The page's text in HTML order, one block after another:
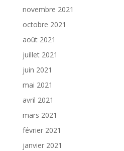
novembre 2021
octobre 2021
août 2021
juillet 2021
juin 2021
mai 2021
avril 2021
mars 2021
février 2021
janvier 2021